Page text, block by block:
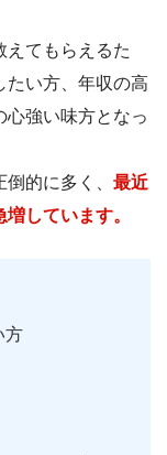
えてもらえるた
たい方、年収の高
心強い味方となっ
的に多く、 最近
しています。
方